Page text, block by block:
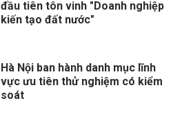
đầu tiên tôn vinh "Doanh nghiệp
kiến tạo đất nước"
Hà Nội ban hành danh mục lĩnh
vực ưu tiên thử nghiệm có kiểm
soát